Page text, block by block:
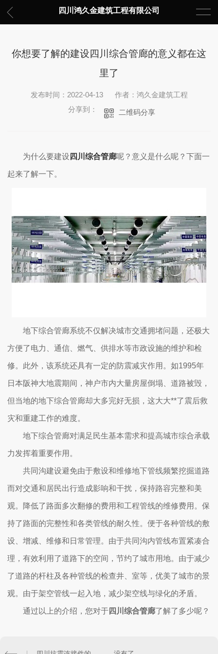
四川鸿久金建筑工程有限公司
你想要了解的建设四川综合管廊的意义都在这
里了
发布时间：2022-04-13
作者：鸿久金建筑工程
分享到：
二维码分享
为什么要建设 四川综合管廊呢？意义是什么呢？下面一
起来了解一下。
地下综合管廊系统不仅解决城市交通拥堵问题，还极大
方便了电力、通信、燃气、供排水等市政设施的维护和检
修。此外，该系统还具有一定的防震减灾作用。如1995年
日本阪神大地震期间，神户市内大量房屋倒塌、道路被毁，
但当地的地下综合管廊却大多完好无损，这大大**了震后救
灾和重建工作的难度。
地下综合管廊对满足民生基本需求和提高城市综合承载
力发挥着重要作用。
共同沟建设避免由于敷设和维修地下管线频繁挖掘道路
而对交通和居民出行造成影响和干扰，保持路容完整和美
观。降低了路面多次翻修的费用和工程管线的维修费用。保
持了路面的完整性和各类管线的耐久性。便于各种管线的敷
设、增减、维修和日常管理。由于共同沟内管线布置紧凑合
理，有效利用了道路下的空间，节约了城市用地。由于减少
了道路的杆柱及各种管线的检查井、室等，优美了城市的景
观。由于架空管线一起入地，减少架空线与绿化的矛盾。
通过以上的介绍，您对于四川综合管廊了解了多少呢？